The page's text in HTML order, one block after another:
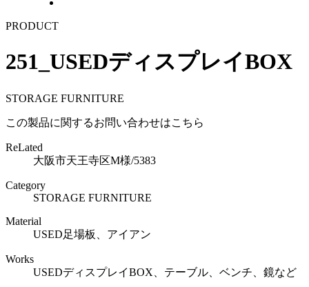
PRODUCT
251_USEDディスプレイBOX
STORAGE FURNITURE
この製品に関するお問い合わせはこちら
ReLated
大阪市天王寺区M様/5383
Category
STORAGE FURNITURE
Material
USED足場板、アイアン
Works
USEDディスプレイBOX、テーブル、ベンチ、鏡など